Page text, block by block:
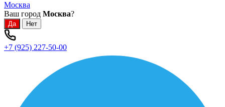
Москва
Ваш город Москва?
+7 (925) 227-50-00